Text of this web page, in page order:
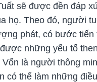
sẽ được đền đáp
họ. Theo đó, người
phát, có bước tiến
những yếu tố
Vốn là người thông
có thể làm những